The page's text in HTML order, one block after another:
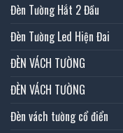
Đèn Tường Hắt 2 Đầu
Đèn Tường Led Hiện Đai
ĐÈN VÁCH TƯỜNG
ĐÈN VÁCH TƯỜNG
Đèn vách tường cổ điển